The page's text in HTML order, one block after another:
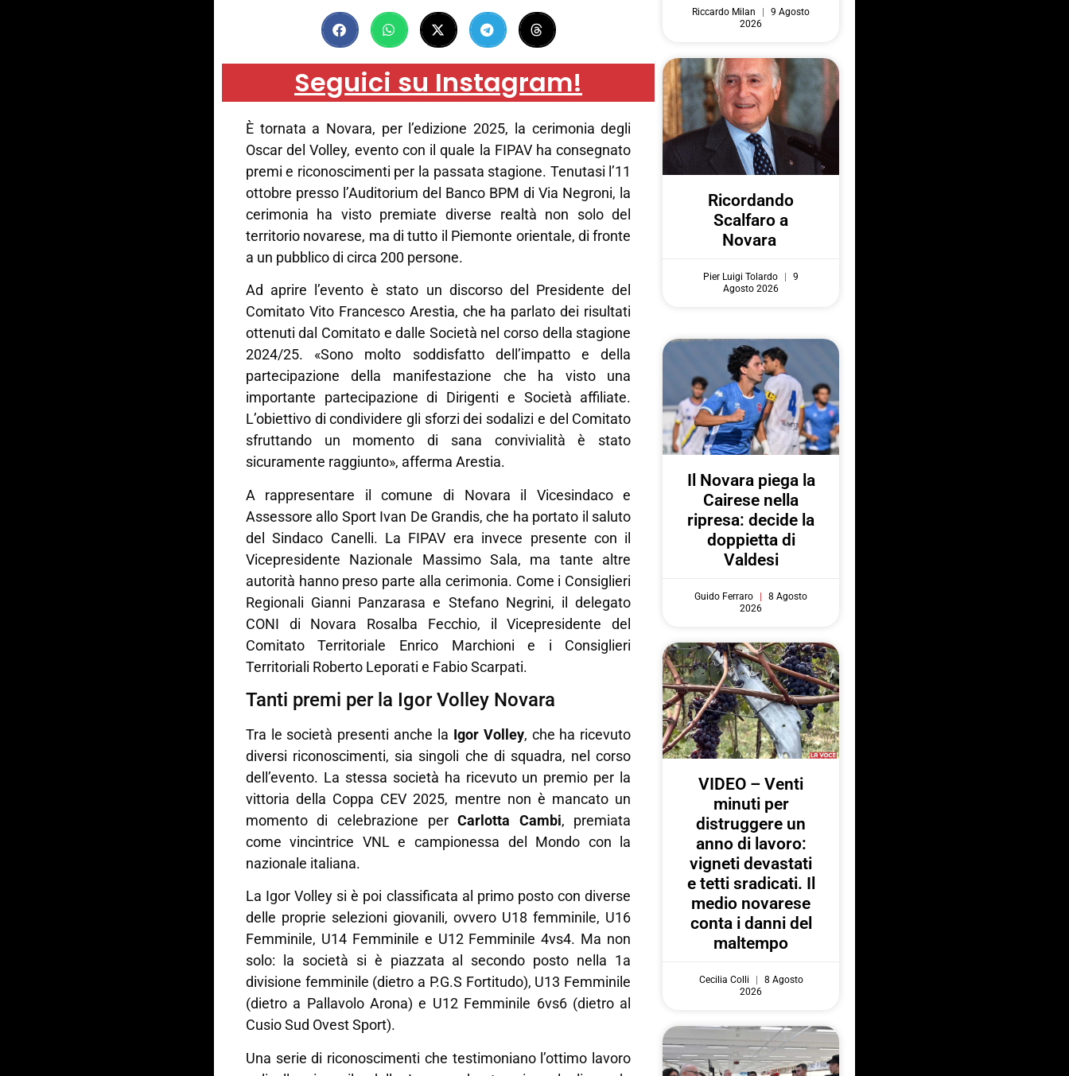
Seguici su Instagram!
È tornata a Novara, per l’edizione 2025, la cerimonia degli
Oscar del Volley, evento con il quale la FIPAV ha consegnato
premi e riconoscimenti per la passata stagione. Tenutasi l’11
ottobre presso l’Auditorium del Banco BPM di Via Negroni, la
cerimonia ha visto premiate diverse realtà non solo del
territorio novarese, ma di tutto il Piemonte orientale, di fronte
a un pubblico di circa 200 persone.
Ad aprire l’evento è stato un discorso del Presidente del
Comitato Vito Francesco Arestia, che ha parlato dei risultati
ottenuti dal Comitato e dalle Società nel corso della stagione
2024/25. «Sono molto soddisfatto dell’impatto e della
partecipazione della manifestazione che ha visto una
importante partecipazione di Dirigenti e Società affiliate.
L’obiettivo di condividere gli sforzi dei sodalizi e del Comitato
sfruttando un momento di sana convivialità è stato
sicuramente raggiunto», afferma Arestia.
A rappresentare il comune di Novara il Vicesindaco e
Assessore allo Sport Ivan De Grandis, che ha portato il saluto
del Sindaco Canelli. La FIPAV era invece presente con il
Vicepresidente Nazionale Massimo Sala, ma tante altre
autorità hanno preso parte alla cerimonia. Come i Consiglieri
Regionali Gianni Panzarasa e Stefano Negrini, il delegato
CONI di Novara Rosalba Fecchio, il Vicepresidente del
Comitato Territoriale Enrico Marchioni e i Consiglieri
Territoriali Roberto Leporati e Fabio Scarpati.
Tanti premi per la Igor Volley Novara
Tra le società presenti anche la Igor Volley, che ha ricevuto
diversi riconoscimenti, sia singoli che di squadra, nel corso
dell’evento. La stessa società ha ricevuto un premio per la
vittoria della Coppa CEV 2025, mentre non è mancato un
momento di celebrazione perCarlotta Cambi, premiata
come vincintrice VNL e campionessa del Mondo con la
nazionale italiana.
La Igor Volley si è poi classificata al primo posto con diverse
delle proprie selezioni giovanili, ovvero U18 femminile, U16
Femminile, U14 Femminile e U12 Femminile 4vs4. Ma non
solo: la società si è piazzata al secondo posto nella 1a
divisione femminile (dietro a P.G.S Fortitudo), U13 Femminile
(dietro a Pallavolo Arona) e U12 Femminile 6vs6 (dietro al
Cusio Sud Ovest Sport).
Una serie di riconoscimenti che testimoniano l’ottimo lavoro
Riccardo Milan
9 Agosto
2026
Ricordando
Scalfaro a
Novara
Pier Luigi Tolardo
9
Agosto 2026
Il Novara piega la
Cairese nella
ripresa: decide la
doppietta di
Valdesi
Guido Ferraro
8 Agosto
2026
VIDEO – Venti
minuti per
distruggere un
anno di lavoro:
vigneti devastati
e tetti sradicati. Il
medio novarese
conta i danni del
maltempo
Cecilia Colli
8 Agosto
2026